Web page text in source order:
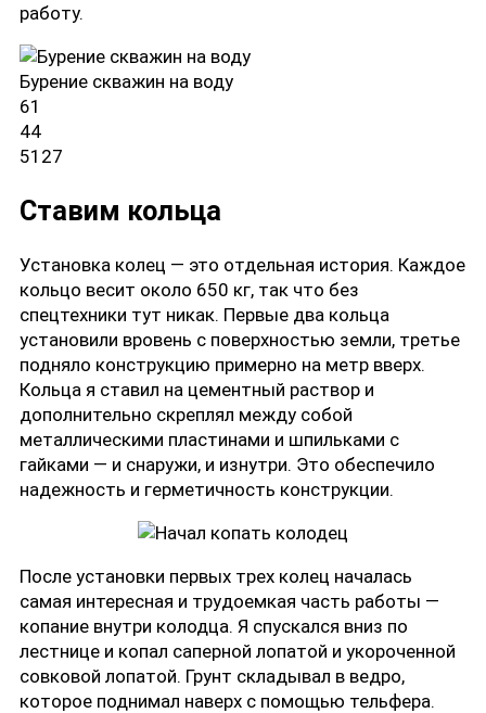
работу.
Бурение скважин на воду
61
44
5127
Ставим кольца
Установка колец — это отдельная история. Каждое
кольцо весит около 650 кг, так что без
спецтехники тут никак. Первые два кольца
установили вровень с поверхностью земли, третье
подняло конструкцию примерно на метр вверх.
Кольца я ставил на цементный раствор и
дополнительно скреплял между собой
металлическими пластинами и шпильками с
гайками — и снаружи, и изнутри. Это обеспечило
надежность и герметичность конструкции.
После установки первых трех колец началась
самая интересная и трудоемкая часть работы —
копание внутри колодца. Я спускался вниз по
лестнице и копал саперной лопатой и укороченной
совковой лопатой. Грунт складывал в ведро,
которое поднимал наверх с помощью тельфера.